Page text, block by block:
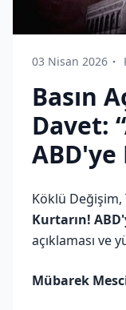
03 Nisan 2026
Basın
Davet:
ABD'ye
Köklü
Kurtarın!
açıklaması ve
Mübarek